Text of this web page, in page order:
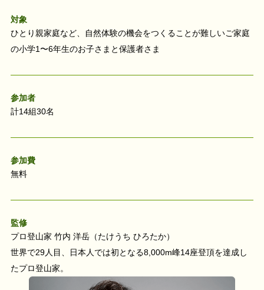
対象
ひとり親家庭など、自然体験の機会をつくることが難しいご家庭
の小学1〜6年生のお子さまと保護者さま
参加者
計14組30名
参加費
無料
監修
プロ登山家 竹内 洋岳（たけうち ひろたか）
世界で29人目、日本人では初となる8,000m峰14座登頂を達成し
たプロ登山家。